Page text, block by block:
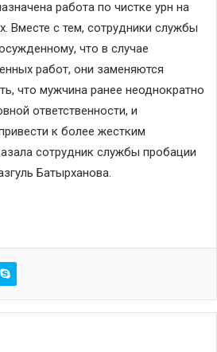
работа по чистке урн на
Вместе с тем, сотрудники службы
что в случае
работ, они заменяются
что мужчина ранее неоднократно
ответственности, и
к более жестким
сотрудник службы пробации
Батырханова.